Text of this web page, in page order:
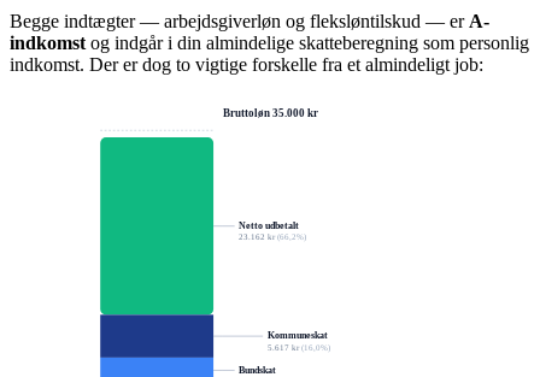
Begge indtægter — arbejdsgiverløn og fleksløntilskud — er A-
indkomst og indgår i din almindelige skatteberegning som personlig
indkomst. Der er dog to vigtige forskelle fra et almindeligt job:
Bruttoløn 35.000 kr
Netto udbetalt
23.162 kr (66,2%)
Kommuneskat
5.617 kr (16,0 %)
Bundskat